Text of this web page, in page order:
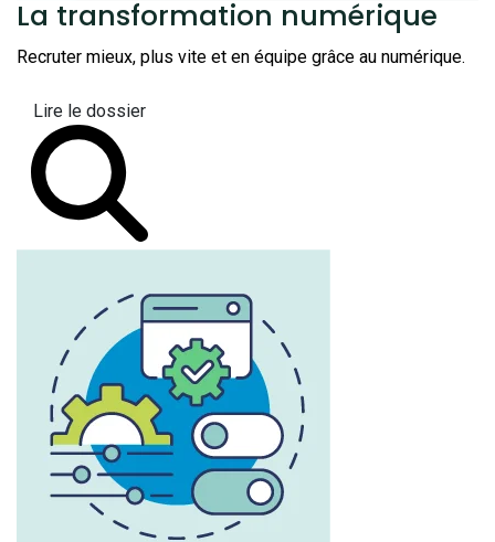
La transformation numérique
Recruter mieux, plus vite et en équipe grâce au numérique.
Lire le dossier